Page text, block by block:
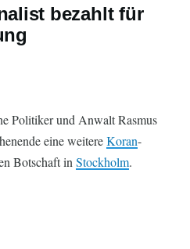
bezahlt für
Politiker und Anwalt Rasmus
eine weitereKoran-
Botschaft inStockholm.